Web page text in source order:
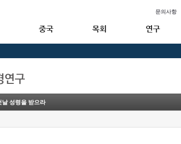
문의사항
중국 목회 연구
날 성령을 받으라